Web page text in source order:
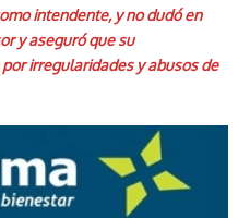
intendente, y no dudó en
y aseguró que su
irregularidades y abusos de